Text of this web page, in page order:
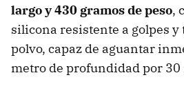
largo y 430 gramos de peso,
silicona resistente a golpes y
polvo, capaz de aguantar
metro de profundidad por